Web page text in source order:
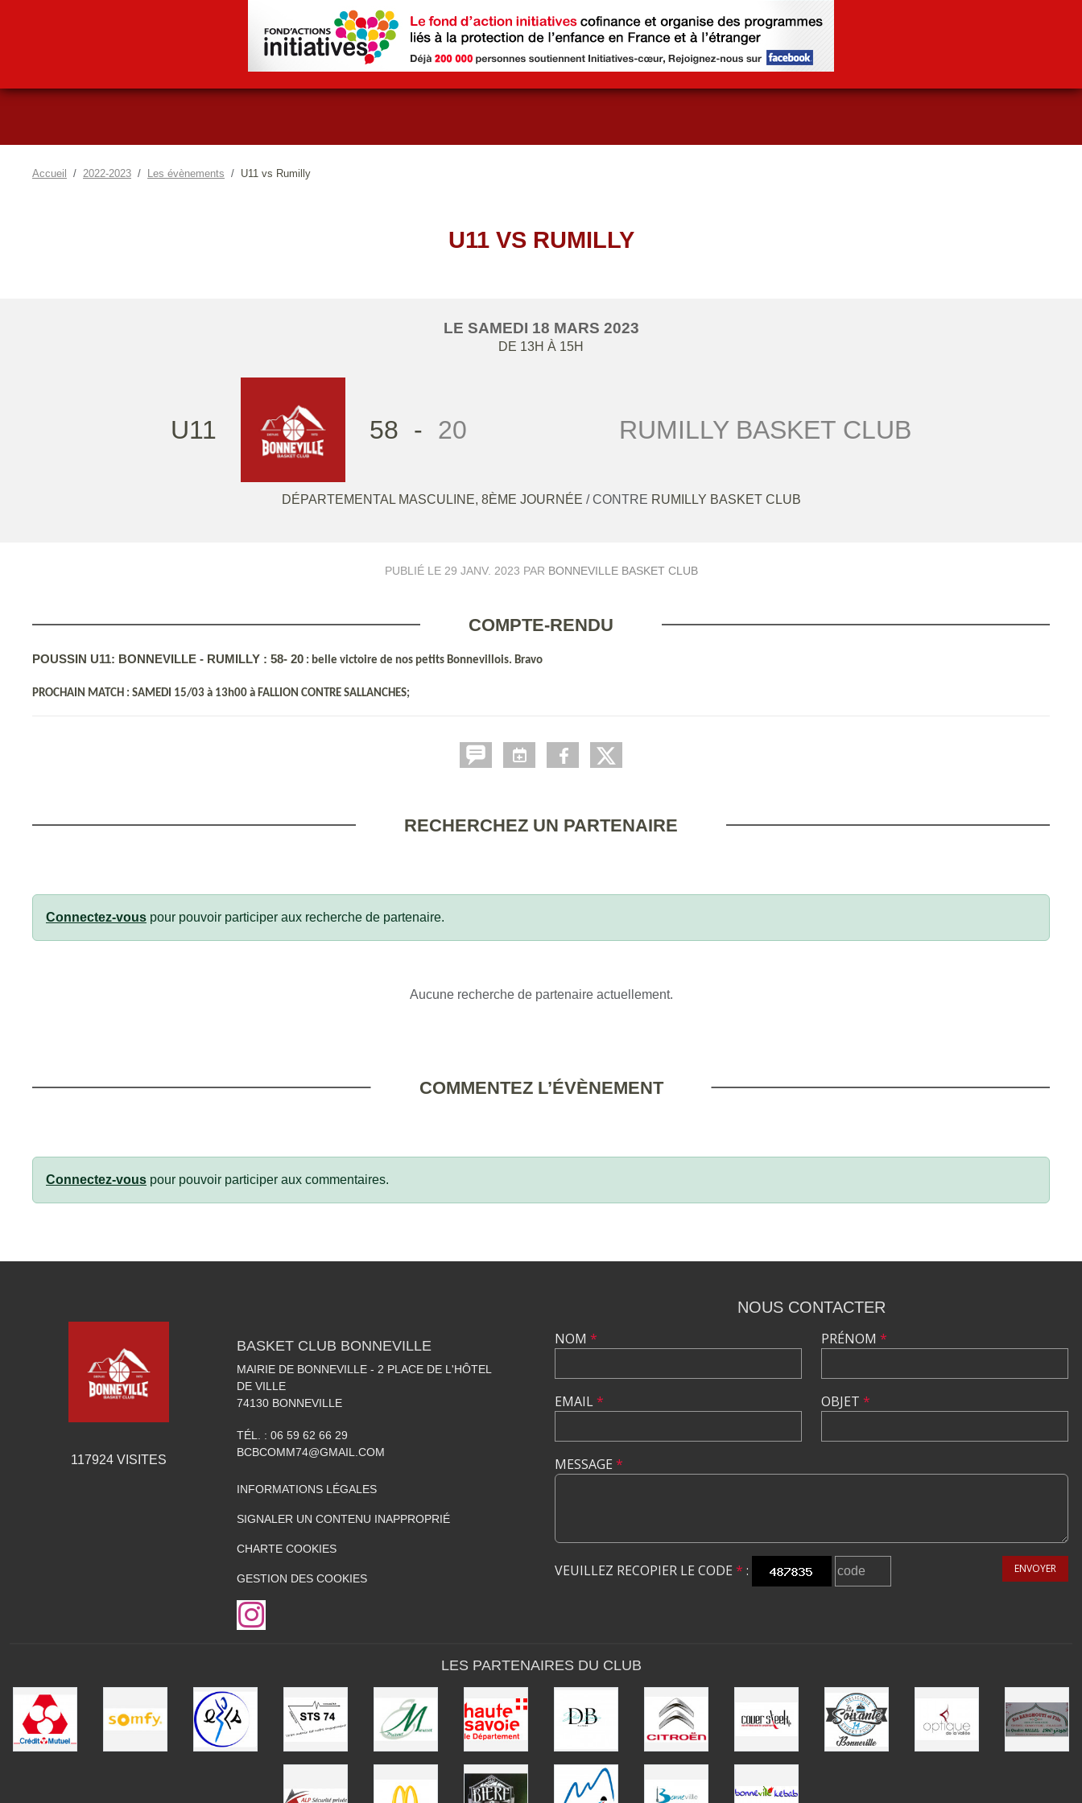
Accueil 2022-2023 Les évènements U11 vs Rumilly
U11 VS RUMILLY
LE SAMEDI 18 MARS 2023
DE 13H À 15H
U11 58 - 20 RUMILLY BASKET CLUB
DÉPARTEMENTAL MASCULINE, 8ÈME JOURNÉE / CONTRE RUMILLY BASKET CLUB
PUBLIÉ LE 29 JANV. 2023 PAR BONNEVILLE BASKET CLUB
COMPTE-RENDU
POUSSIN U11: BONNEVILLE - RUMILLY : 58- 20 : belle victoire de nos petits Bonnevillois. Bravo
PROCHAIN MATCH : SAMEDI 15/03 à 13h00 à FALLION CONTRE SALLANCHES;
RECHERCHEZ UN PARTENAIRE
Connectez-vous pour pouvoir participer aux recherche de partenaire.
Aucune recherche de partenaire actuellement.
COMMENTEZ L’ÉVÈNEMENT
Connectez-vous pour pouvoir participer aux commentaires.
117924VISITES
BASKET CLUB BONNEVILLE
MAIRIE DE BONNEVILLE - 2 PLACE DE L'HÔTEL
DE VILLE
74130 BONNEVILLE
TÉL. : 06 59 62 66 29
BCBCOMM74@GMAIL.COM
INFORMATIONS LÉGALES
SIGNALER UN CONTENU INAPPROPRIÉ
CHARTE COOKIES
GESTION DES COOKIES
NOUS CONTACTER
NOM *
EMAIL*
PRÉNOM *
OBJET *
MESSAGE *
VEUILLEZ RECOPIER LE CODE * : ENVOYER
LES PARTENAIRES DU CLUB